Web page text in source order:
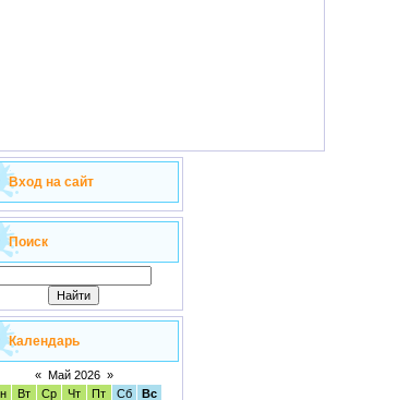
Вход на сайт
Поиск
Календарь
« Май 2026 »
Вт Ср Чт Пт Сб
Вс